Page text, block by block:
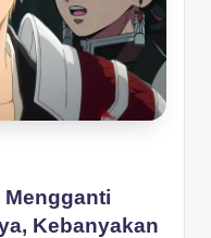
Mengganti
Kebanyakan